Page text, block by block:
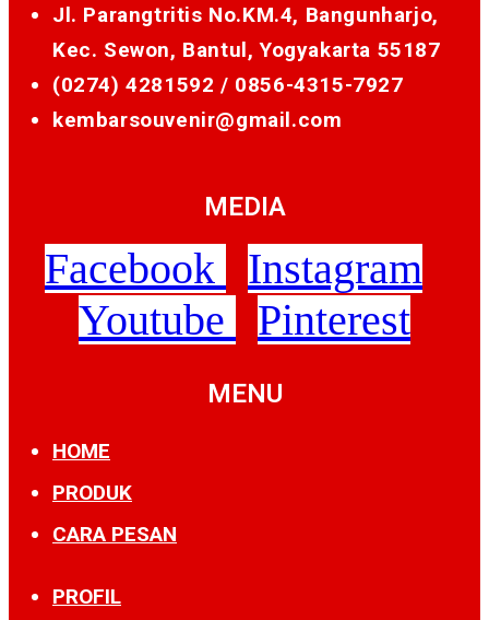
Jl. Parangtritis No.KM.4, Bangunharjo,
Kec. Sewon, Bantul, Yogyakarta 55187
(0274) 4281592 / 0856-4315-7927
kembarsouvenir@gmail.com
MEDIA
Facebook
Instagram
Youtube
Pinterest
MENU
HOME
PRODUK
CARA PESAN
PROFIL